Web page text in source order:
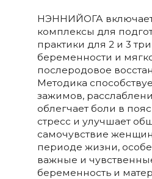
НЭННИЙОГА включает
комплексы для
практики для 2 и 3
беременности и
послеродовое
Методика
зажимов,
облегчает боли в
стресс и улучшает
самочувствие
периоде жизни,
важные и
беременность и